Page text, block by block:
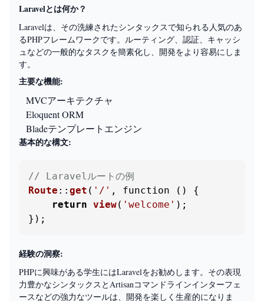
Laravelとは何か？
Laravelは、その洗練されたシンタックスで知られる人気のあ
るPHPフレームワークです。ルーティング、認証、キャッシ
ュなどの一般的なタスクを簡素化し、開発をより容易にしま
す。
主要な機能:
MVCアーキテクチャ
Eloquent ORM
Bladeテンプレートエンジン
基本的な構文:
// Laravelルートの例
Route :: get ( '/' , function () {
return view( 'welcome' );
});
経験の洞察:
PHPに興味がある学生にはLaravelをお勧めします。その表現
力豊かなシンタックスとArtisanコマンドラインインターフェ
ースなどの強力なツールは、開発を楽しく生産的になりま